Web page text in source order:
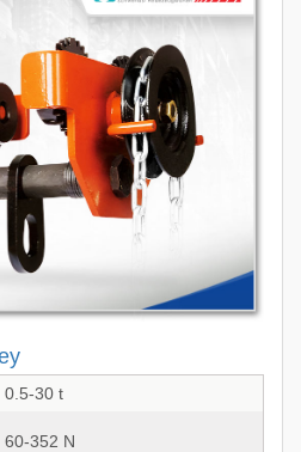
0.5-30 t
60-352 N